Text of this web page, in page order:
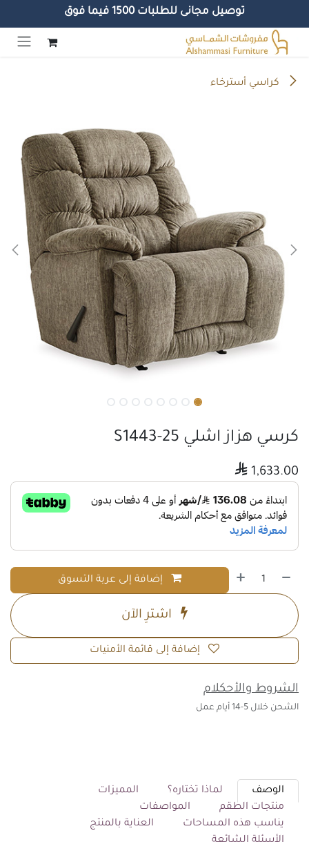
توصيل مجانى للطلبات 1500 فيما فوق
تخطي للذهاب إلى المحتوى
كراسي أسترخاء
كرسي هزاز اشلي S1443-25
1,633.00
إضافة إلى عربة التسوق
اشترِ الآن
إضافة إلى قائمة الأمنيات
الشروط والأحكلام
الشحن خلال 5-14 أيام عمل
الوصف لماذا تختاره؟
المميزات
منتجات الطقم
المواصفات
يناسب هذه المساحات
العناية بالمنتج